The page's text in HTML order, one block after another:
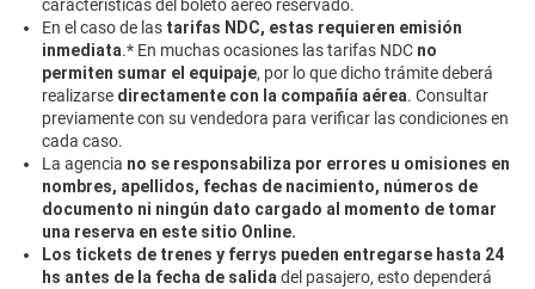
características del boleto aéreo reservado.
En el caso de las tarifas NDC, estas requieren emisión
inmediata.* En muchas ocasiones las tarifas NDC no
permiten sumar el equipaje, por lo que dicho trámite deberá
realizarse directamente con la compañía aérea. Consultar
previamente con su vendedora para verificar las condiciones en
cada caso.
La agencia no se responsabiliza por errores u omisiones en
nombres, apellidos, fechas de nacimiento, números de
documento ni ningún dato cargado al momento de tomar
una reserva en este sitio Online.
Los tickets de trenes y ferrys pueden entregarse hasta 24
hs antes de la fecha de salidadel pasajero, esto dependerá